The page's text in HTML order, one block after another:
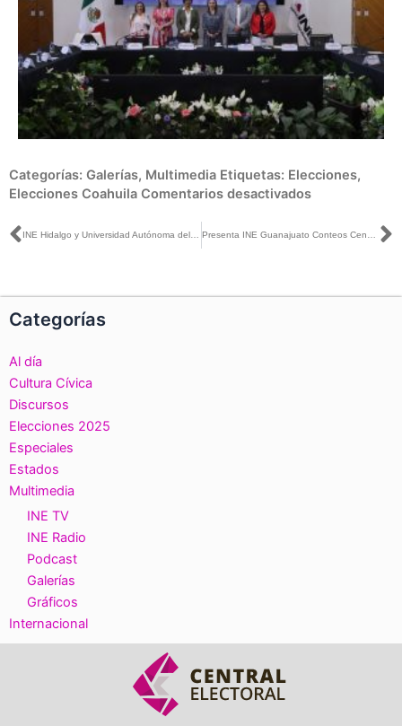
Categorías: Galerías, Multimedia Etiquetas: Elecciones,
Elecciones Coahuila Comentarios desactivados
en
Intercambio
Ant INE Hidalgo y Universidad Autónoma del Estado promueven la prevención y atención de la Violencia Política contra las Mujeres en Razón de Género Presenta INE Guanajuato Conteos Censales de Participación Ciudadana 2009–2024 en Ibero León
Categorías
Al día
Cultura Cívica
Discursos
Elecciones 2025
Especiales
Estados
Multimedia
INE TV
INE Radio
Podcast
Galerías
Gráficos
Internacional